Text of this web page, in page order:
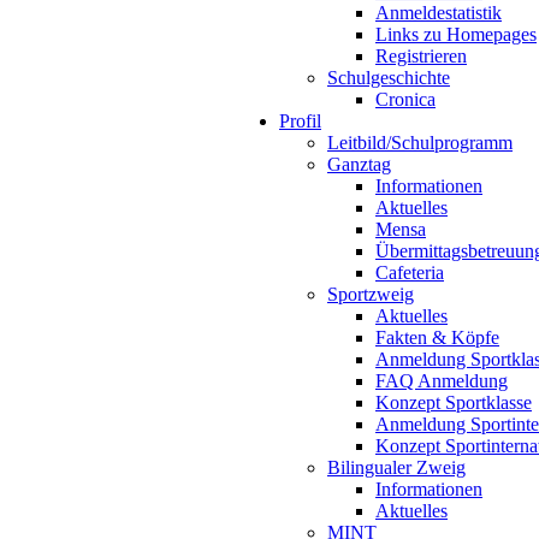
Anmeldestatistik
Links zu Homepages
Registrieren
Schulgeschichte
Cronica
Profil
Leitbild/Schulprogramm
Ganztag
Informationen
Aktuelles
Mensa
Cafeteria
Sportzweig
Aktuelles
Fakten & Köpfe
Anmeldung
FAQ Anmeldung
Konzept Sportklasse
Anmeldung
Konzept
Bilingualer Zweig
Informationen
Aktuelles
MINT